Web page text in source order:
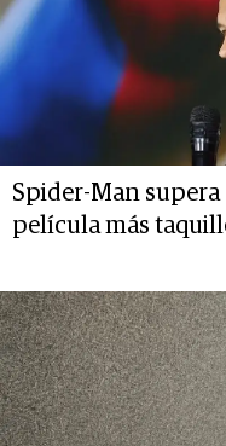
Spider-Man supera
película más